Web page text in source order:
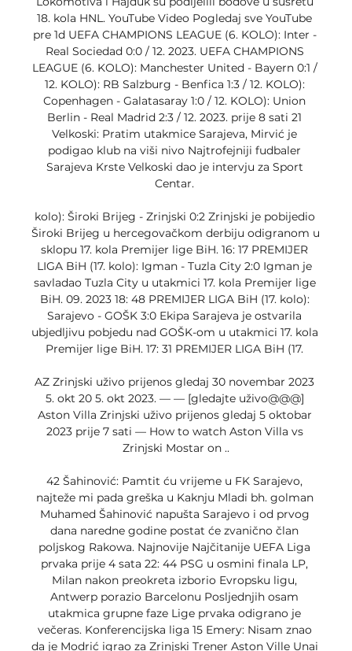
18. kola HNL. YouTube Video Pogledaj sve YouTube
pre 1d UEFA CHAMPIONS LEAGUE (6. KOLO): Inter -
Real Sociedad 0:0 / 12. 2023. UEFA CHAMPIONS
LEAGUE (6. KOLO): Manchester United - Bayern 0:1 /
12. KOLO): RB Salzburg - Benfica 1:3 / 12. KOLO):
Copenhagen - Galatasaray 1:0 / 12. KOLO): Union
Berlin - Real Madrid 2:3 / 12. 2023. prije 8 sati 21
Velkoski: Pratim utakmice Sarajeva, Mirvić je
podigao klub na viši nivo Najtrofejniji fudbaler
Sarajeva Krste Velkoski dao je intervju za Sport
Centar.
kolo): Široki Brijeg - Zrinjski 0:2 Zrinjski je pobijedio
Široki Brijeg u hercegovačkom derbiju odigranom u
sklopu 17. kola Premijer lige BiH. 16: 17 PREMIJER
LIGA BiH (17. kolo): Igman - Tuzla City 2:0 Igman je
savladao Tuzla City u utakmici 17. kola Premijer lige
BiH. 09. 2023 18: 48 PREMIJER LIGA BiH (17. kolo):
Sarajevo - GOŠK 3:0 Ekipa Sarajeva je ostvarila
ubjedljivu pobjedu nad GOŠK-om u utakmici 17. kola
Premijer lige BiH. 17: 31 PREMIJER LIGA BiH (17.
AZ Zrinjski uživo prijenos gledaj 30 novembar 2023
5. okt 20 5. okt 2023. — — [gledajte uživo@@@]
Aston Villa Zrinjski uživo prijenos gledaj 5 oktobar
2023 prije 7 sati — How to watch Aston Villa vs
Zrinjski Mostar on ..
42 Šahinović: Pamtit ću vrijeme u FK Sarajevo,
najteže mi pada greška u Kaknju Mladi bh. golman
Muhamed Šahinović napušta Sarajevo i od prvog
dana naredne godine postat će zvanično član
poljskog Rakowa. Najnovije Najčitanije UEFA Liga
prvaka prije 4 sata 22: 44 PSG u osmini finala LP,
Milan nakon preokreta izborio Evropsku ligu,
Antwerp porazio Barcelonu Posljednjih osam
utakmica grupne faze Lige prvaka odigrano je
večeras. Konferencijska liga 15 Emery: Nisam znao
da je Modrić igrao za Zrinjski Trener Aston Ville Unai